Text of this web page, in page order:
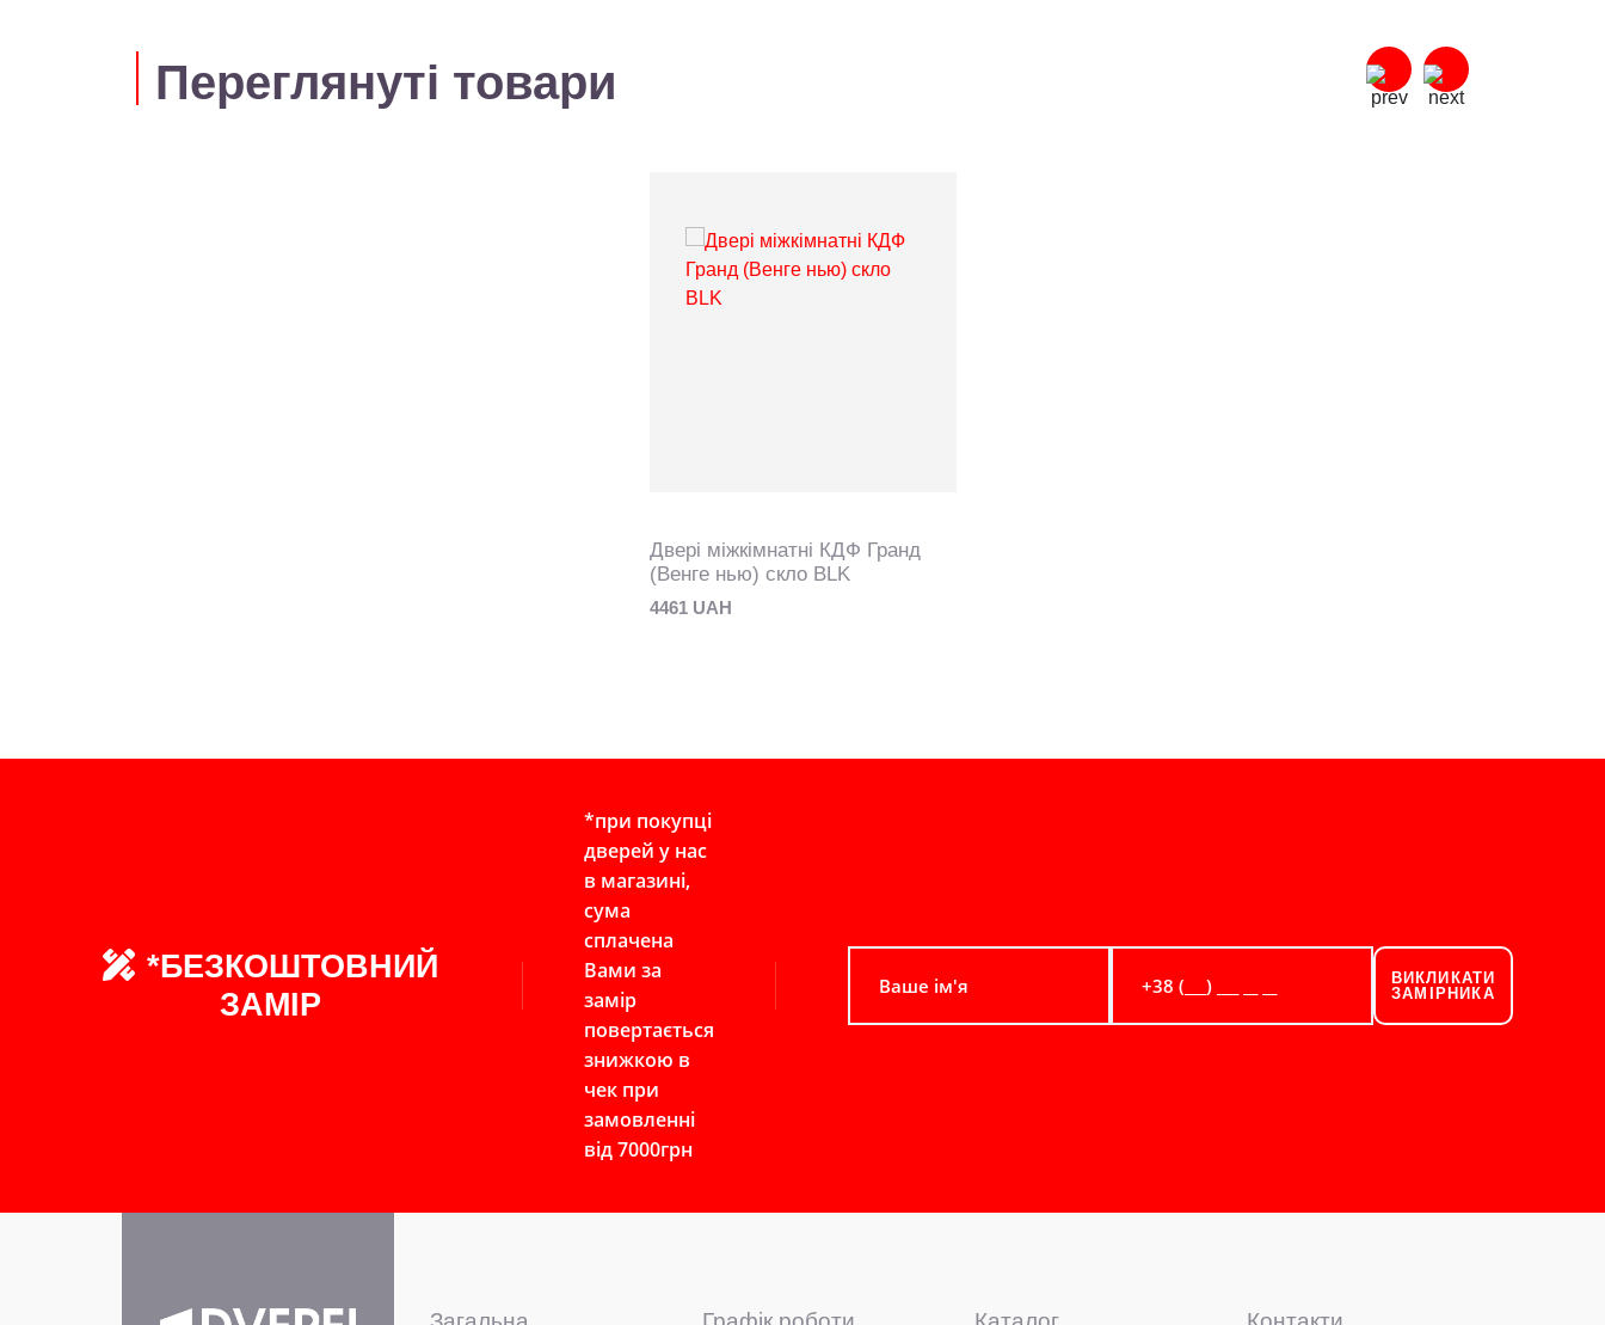
Переглянуті товари
Двері міжкімнатні КДФ Гранд
(Венге нью) скло BLK
4461 UAH
*БЕЗКОШТОВНИЙ
ЗАМІР
*при покупці
дверей у нас
в магазині,
сума
сплачена
Вами за
замір
повертається
знижкою в
чек при
замовленні
від 7000грн
ВИКЛИКАТИ
ЗАМІРНИКА